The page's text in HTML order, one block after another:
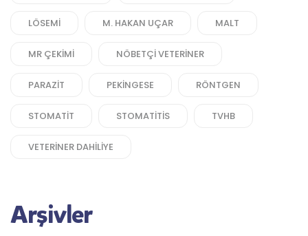
LÖSEMI M. HAKAN UÇAR MALT
MR ÇEKIMI NÖBETÇI VETERINER
PARAZIT PEKINGESE RÖNTGEN
STOMATIT STOMATITIS TVHB
VETERINER DAHILIYE
Arşivler